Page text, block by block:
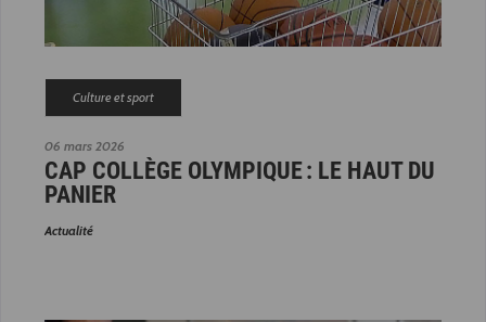
06 mars 2026
Culture et sport
CAP COLLÈGE OLYMPIQUE : LE HAUT DU
PANIER
Actualité